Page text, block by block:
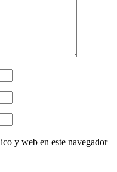
y web en este navegador